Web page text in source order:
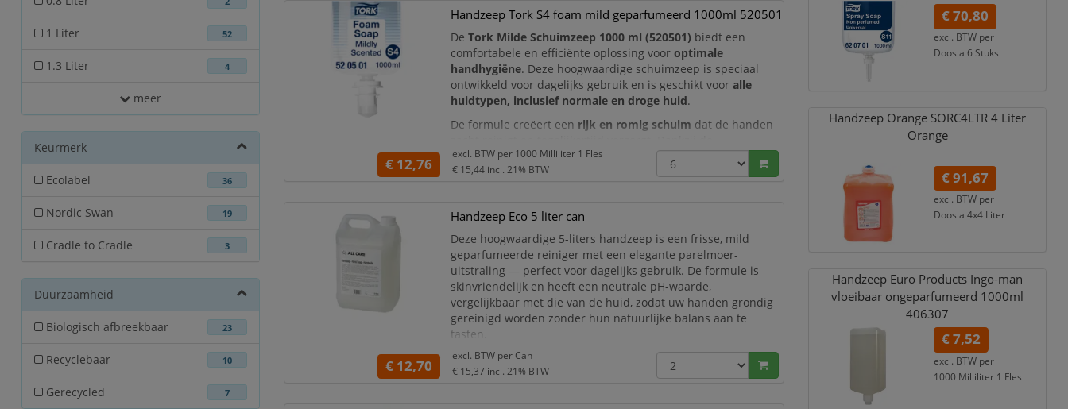
1 Liter 52
1.3 Liter 4
meer
Keurmerk
Ecolabel 36
Nordic Swan 19
Cradle to Cradle 3
Duurzaamheid
Biologisch afbreekbaar 23
Recyclebaar 10
Gerecycled 7
Handzeep Tork S4 foam mild geparfumeerd 1000ml 520501
DeTork Milde Schuimzeep 1000 ml (520501) biedt een
comfortabele en efficiënte oplossing vooroptimale
handhygiëne. Deze hoogwaardige schuimzeep is speciaal
ontwikkeld voor dagelijks gebruik en is geschikt vooralle
huidtypen, inclusief normale en droge huid.
De formule creëert een rijk en romig schuim dat de handen
hydraterende en herstellende ingrediëntenblijft de huid
soepel en goed besc
€ 12,76
excl. BTW per 1000 Milliliter 1 Fles
€ 15,44 incl. 21% BTW
Handzeep Eco 5 liter can
Deze hoogwaardige 5-liters handzeep is een frisse, mild
geparfumeerde reiniger met een elegante parelmoer-
uitstraling — perfect voor dagelijks gebruik. De formule is
skinvriendelijk en heeft een neutrale pH-waarde,
vergelijkbaar met die van de huid, zodat uw handen grondig
gereinigd worden zonder hun natuurlijke balans aan te
tasten.
Dankzij de royale inhoud en de praktische jerrycan-
verpakking is deze handzeep bijzonder geschikt voor
€ 12,70
excl. BTW per Can
€ 15,37 incl. 21% BTW
€ 70,80
excl. BTW per
Doos a 6 Stuks
Handzeep Orange SORC4LTR 4 Liter
Orange
€ 91,67
excl. BTW per
Doos a 4x4 Liter
Handzeep Euro Products Ingo-man
vloeibaar ongeparfumeerd 1000ml
406307
€ 7,52
excl. BTW per
1000 Milliliter 1 Fles